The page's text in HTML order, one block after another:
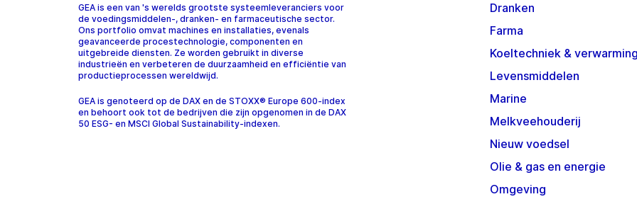
GEA is een van 's werelds grootste systeemleveranciers voor
de voedingsmiddelen-, dranken- en farmaceutische sector.
Ons portfolio omvat machines en installaties, evenals
geavanceerde procestechnologie, componenten en
uitgebreide diensten. Ze worden gebruikt in diverse
industrieën en verbeteren de duurzaamheid en efficiëntie van
productieprocessen wereldwijd.
GEA is genoteerd op de DAX en de STOXX® Europe 600-index
en behoort ook tot de bedrijven die zijn opgenomen in de DAX
50 ESG- en MSCI Global Sustainability-indexen.
Dranken
Farma
Koeltechniek & verwarming
Levensmiddelen
Marine
Melkveehouderij
Nieuw voedsel
Olie & gas en energie
Omgeving